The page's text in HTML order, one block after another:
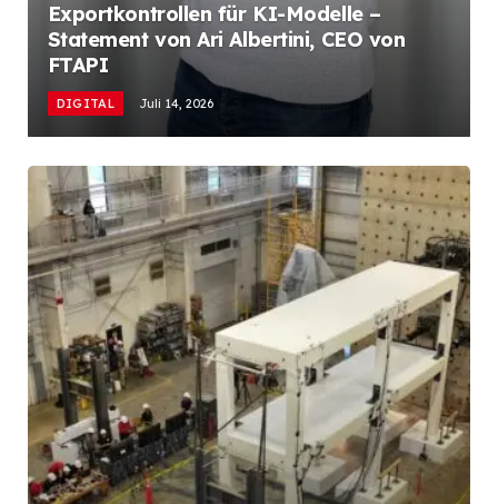
Exportkontrollen für KI-Modelle –
Statement von Ari Albertini, CEO von
FTAPI
DIGITAL Juli 14, 2026